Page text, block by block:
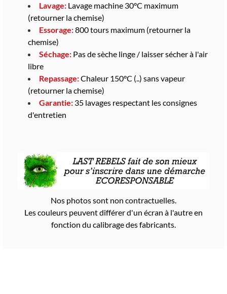
Lavage: Lavage machine 30°C maximum
(retourner la chemise)
Essorage:800 tours maximum (retourner la
chemise)
Séchage: Pas de sèche linge / laisser sécher à l'air
libre
Repassage:Chaleur 150°C (..) sans vapeur
(retourner la chemise)
Garantie: 35 lavages respectant les consignes
d'entretien
Nos photos sont non contractuelles.
Les couleurs peuvent différer d'un écran à l'autre en
fonction du calibrage des fabricants.